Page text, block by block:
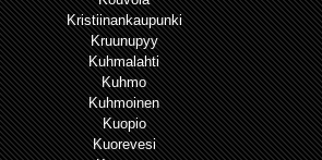
Kristiinankaupunki
Kruunupyy
Kuhmalahti
Kuhmo
Kuhmoinen
Kuopio
Kuorevesi